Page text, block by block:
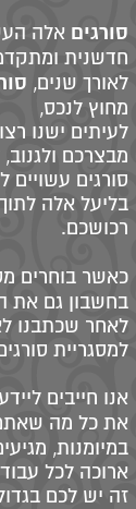
סורגים אלה
חדשנית
לאורך שנים,
מחוץ לנכס,
לעיתים ישנו
מבצרכם ולגנוב,
סורגים
בליעל אלה
רכושכם.
כאשר בוחרים
בחשבון גם את
לאחר שכתבנו
למסגריית
אנו חייבים
את כל מה שאתם
במיומנות,
ארוכה לכל
זה יש לכם